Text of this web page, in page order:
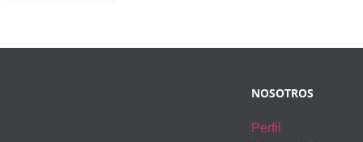
NOSOTROS
Perfil